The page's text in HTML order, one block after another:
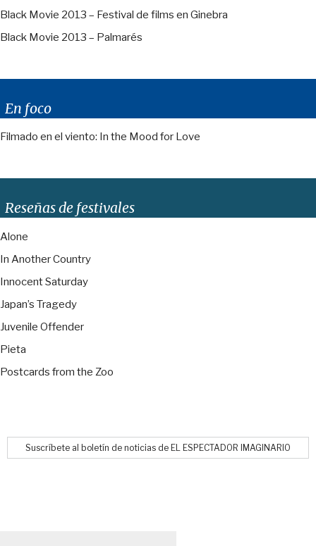
Black Movie 2013 – Festival de films en Ginebra
Black Movie 2013 – Palmarés
En foco
Filmado en el viento: In the Mood for Love
Reseñas de festivales
Alone
In Another Country
Innocent Saturday
Japan’s Tragedy
Juvenile Offender
Pieta
Postcards from the Zoo
Suscríbete al boletín de noticias de EL ESPECTADOR IMAGINARIO